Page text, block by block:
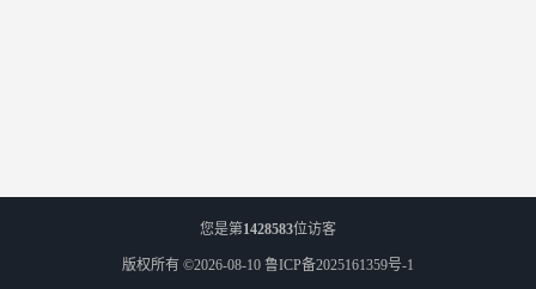
您是第1428583位访客
版权所有 ©2026-08-10 鲁ICP备2025161359号-1